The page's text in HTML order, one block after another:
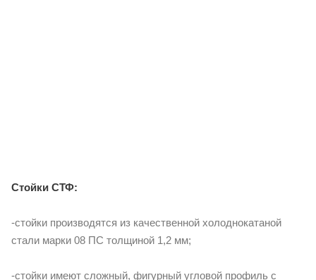
Стойки СТФ:
-стойки производятся из качественной холоднокатаной
стали марки 08 ПС толщиной 1,2 мм;
-стойки имеют сложный, фигурный угловой профиль с